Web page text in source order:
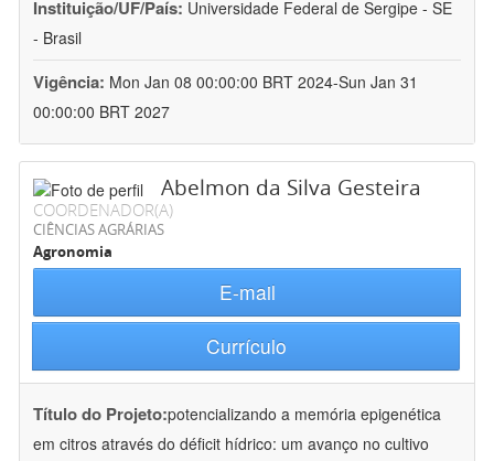
Instituição/UF/País: Universidade Federal de Sergipe - SE
- Brasil
Vigência: Mon Jan 08 00:00:00 BRT 2024-Sun Jan 31
00:00:00 BRT 2027
Abelmon da Silva Gesteira
COORDENADOR(A)
CIÊNCIAS AGRÁRIAS
Agronomia
E-mail
Currículo
Título do Projeto:potencializando a memória epigenética
em citros através do déficit hídrico: um avanço no cultivo